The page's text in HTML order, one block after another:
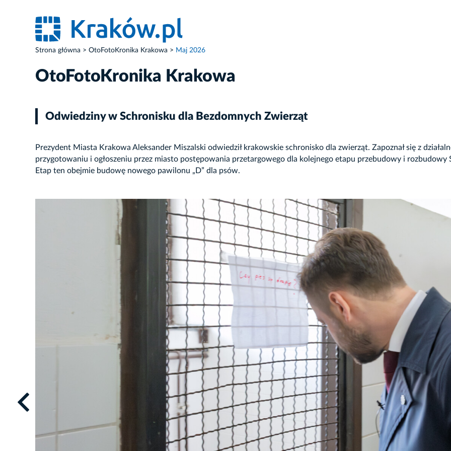
Strona główna OtoFotoKronika Krakowa Maj 2026
OtoFotoKronika Krakowa
Odwiedziny w Schronisku dla Bezdomnych Zwierząt
Prezydent Miasta Krakowa Aleksander Miszalski odwiedził krakowskie schronisko dla zwierząt. Zapoznał się z
przygotowaniu i ogłoszeniu przez miasto postępowania przetargowego dla kolejnego etapu przebudowy i
Etap ten obejmie budowę nowego pawilonu „D” dla psów.